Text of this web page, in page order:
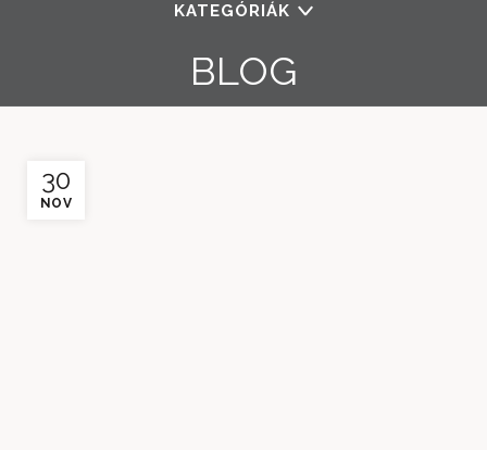
KATEGÓRIÁK
BLOG
30
NOV